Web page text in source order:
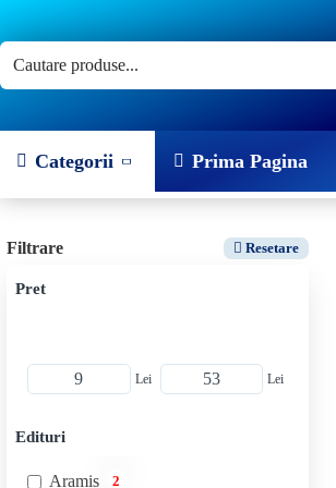
Categorii Prima Pagina
Filtrare Resetare
Pret
Lei Lei
Edituri
Aramis 2